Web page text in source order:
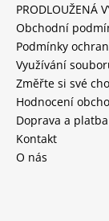
PRODLOUŽENÁ
Obchodní
Podmínky
Využívání
Změřte si své
Hodnocení
Doprava a platba
Kontakt
O nás